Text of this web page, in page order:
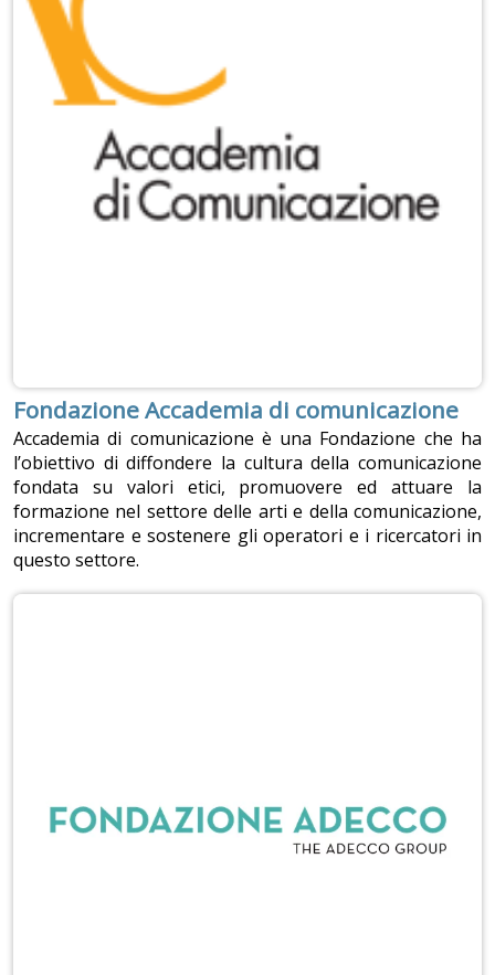
Fondazione Accademia di comunicazione
Accademia di comunicazione è una Fondazione che ha
l’obiettivo di diffondere la cultura della comunicazione
fondata su valori etici, promuovere ed attuare la
formazione nel settore delle arti e della comunicazione,
incrementare e sostenere gli operatori e i ricercatori in
questo settore.